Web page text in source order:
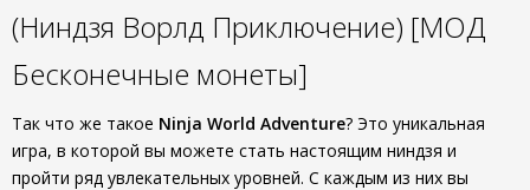
(Ниндзя Ворлд Приключение) [МОД
Бесконечные монеты]
Так что же такое Ninja World Adventure? Это уникальная
игра, в которой вы можете стать настоящим ниндзя и
пройти ряд увлекательных уровней. С каждым из них вы